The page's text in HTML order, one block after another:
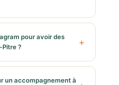
pour avoir des
?
un accompagnement à